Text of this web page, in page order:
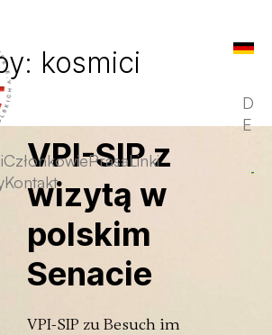
CzłonkowiePrasaLinki
Kontakt
D
E
kosmici
VPI-SIP z
wizytą w
polskim
Senacie
VPI-SIP zu Besuch im